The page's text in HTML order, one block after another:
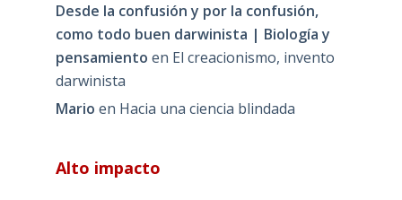
Desde la confusión y por la confusión,
como todo buen darwinista | Biología y
pensamiento en El creacionismo, invento
darwinista
Mario en Hacia una ciencia blindada
Alto impacto